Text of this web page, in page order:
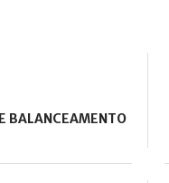
BALANCEAMENTO